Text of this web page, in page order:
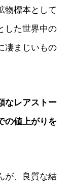
物標本として
した世界中の
凄まじいもの
なレアストー
の値上がりを
が、良質な結